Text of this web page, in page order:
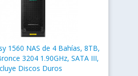
1560 NAS de 4 Bahías, 8TB,
3204 1.90GHz, SATA III,
Discos Duros